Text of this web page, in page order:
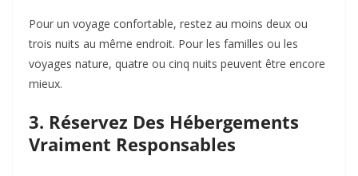
Pour un voyage confortable, restez au moins deux ou
trois nuits au même endroit. Pour les familles ou les
voyages nature, quatre ou cinq nuits peuvent être encore
mieux.
3. Réservez Des Hébergements
Vraiment Responsables